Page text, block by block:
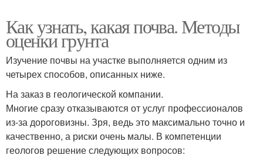
Как узнать, какая почва. Методы
оценки грунта
Изучение почвы на участке выполняется одним из
четырех способов, описанных ниже.
На заказ в геологической компании.
Многие сразу отказываются от услуг профессионалов
из-за дороговизны. Зря, ведь это максимально точно и
качественно, а риски очень малы. В компетенции
геологов решение следующих вопросов: